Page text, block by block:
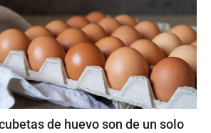
de huevo son de un solo